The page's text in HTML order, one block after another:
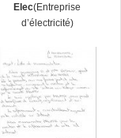
Elec(Entreprise
d’électricité)